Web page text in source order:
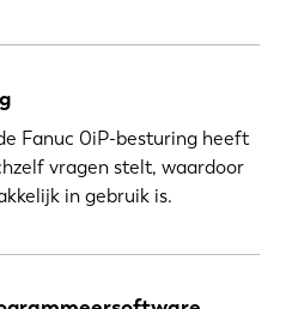
Fanuc 0iP-besturing heeft
vragen stelt, waardoor
in gebruik is.